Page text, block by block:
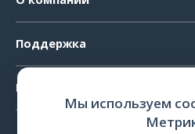
Официальные документы
Поддержка
Системные требования
Продукты
Мы используем